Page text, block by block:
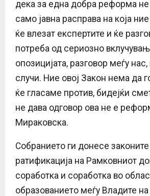
дека за една добра реформа
само јавна расправа на која
ќе влезат експертите и ќе
потреба од сериозно
опозицијата, разговор меѓу
случи. Ние овој Закон нема да
ќе гласаме против, бидејќи
не дава одговор ова не е
Мираковска.
Собранието ги донесе законите
ратификација на Рамковниот
соработка и соработка во
образованието меѓу Владите